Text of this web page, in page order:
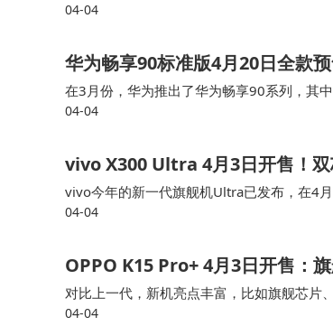
统腹地发起冲击。用户在搜索无果时，可直
04-04
华为畅享90标准版4月20日全款
在3月份，华为推出了华为畅享90系列，其
方面，让新机优势更突出。屏幕亮度峰值仅
04-04
vivo X300 Ultra 4月3日开售！
vivo今年的新一代旗舰机Ultra已发布，在4
自然是影像方面。 当然，新机还有不少亮点
04-04
OPPO K15 Pro+ 4月3日开售：
对比上一代，新机亮点丰富，比如旗舰芯片
亮点以游戏体验为主。 新机搭载天玑9500s
04-04